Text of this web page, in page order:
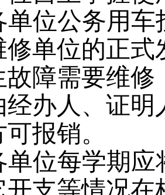
单位公务用
修单位的正
故障需要维
经办人、证
报销。
单位每学期